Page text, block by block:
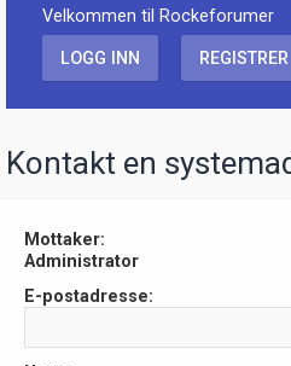
Velkommen til Rockeforumer
LOGG INN REGISTRER
Kontakt en
Mottaker:
Administrator
E-postadresse: